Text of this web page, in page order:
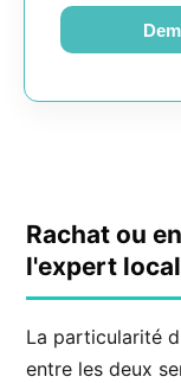
Rachat ou
l'expert
La particularité
entre les deux